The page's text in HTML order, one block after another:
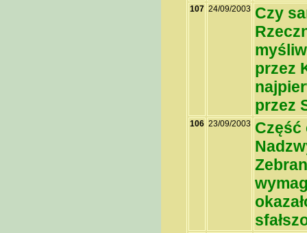
107 24/09/2003 Czy
przez
przez
106 23/09/2003 Część